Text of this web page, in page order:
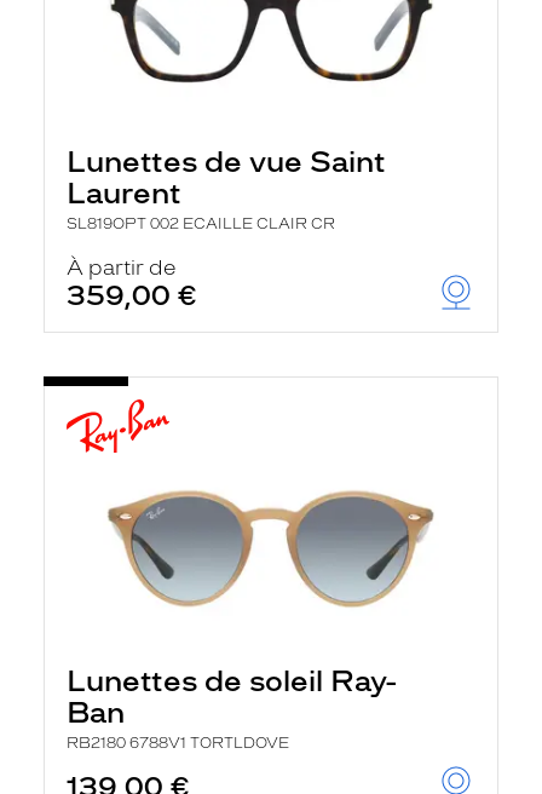
Lunettes de vue Saint
Laurent
SL819OPT 002 ECAILLE CLAIR CR
À partir de
359,00 €
Lunettes de soleil Ray-
Ban
RB2180 6788V1 TORTLDOVE
139,00 €